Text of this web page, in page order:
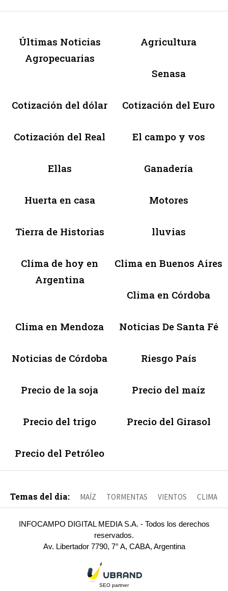
Últimas Noticias
Agropecuarias
Agricultura
Senasa
Cotización del dólar Cotización del Euro
Cotización del Real El campo y vos
Ellas Ganadería
Huerta en casa Motores
Tierra de Historias lluvias
Clima de hoy en
Argentina
Clima en Buenos Aires
Clima en Córdoba
Clima en Mendoza Noticias De Santa Fé
Noticias de Córdoba Riesgo País
Precio de la soja Precio del maíz
Precio del trigo Precio del Girasol
Precio del Petróleo
Temas del día: MAÍZ TORMENTAS VIENTOS CLIMA
INFOCAMPO DIGITAL MEDIA S.A. - Todos los derechos
reservados.
Av. Libertador 7790, 7° A, CABA, Argentina
SEO partner